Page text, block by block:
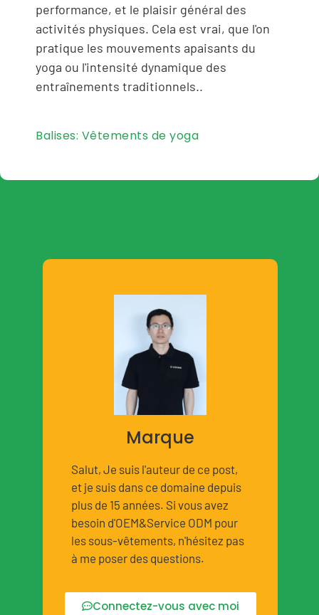
performance, et le plaisir général des
activités physiques. Cela est vrai, que l'on
pratique les mouvements apaisants du
yoga ou l'intensité dynamique des
entraînements traditionnels..
Balises: Vêtements de yoga
Marque
Salut, Je suis l'auteur de ce post,
et je suis dans ce domaine depuis
plus de 15 années. Si vous avez
besoin d'OEM&Service ODM pour
les sous-vêtements, n'hésitez pas
à me poser des questions.
Connectez-vous avec moi